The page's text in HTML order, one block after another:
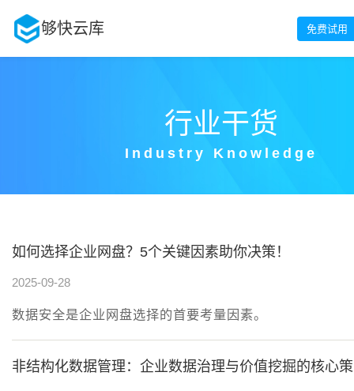
够快云库 免费试用
行业干货
Industry Knowledge
如何选择企业网盘？5个关键因素助你决策！
2025-09-28
数据安全是企业网盘选择的首要考量因素。
非结构化数据管理：企业数据治理与价值挖掘的核心